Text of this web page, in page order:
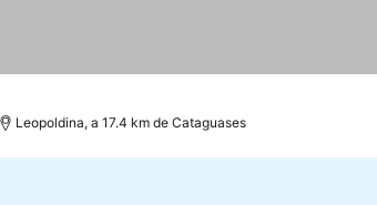
Leopoldina, a 17.4 km de Cataguases